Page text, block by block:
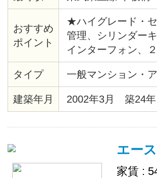
おすすめ
ポイント
★ハイグレード・
管理、シリンダー
インターフォン、
湯、バストイレ別
ー、クッションフ
ール、クローゼッ
キッチン、エレベ
タイプ 一般マンション・
建築年月 2002年3月 築24年
エー
家賃 :